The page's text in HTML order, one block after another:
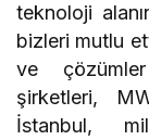
teknoloji
bizleri mutlu
ve
şirketleri,
İstanbul,